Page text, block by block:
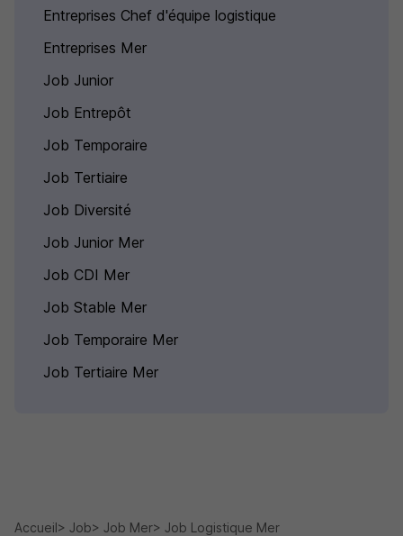
Entreprises Chef d'équipe logistique
Entreprises Mer
Job Junior
Job Entrepôt
Job Temporaire
Job Tertiaire
Job Diversité
Job Junior Mer
Job CDI Mer
Job Stable Mer
Job Temporaire Mer
Job Tertiaire Mer
Accueil Job Job Mer
Job Logistique Mer